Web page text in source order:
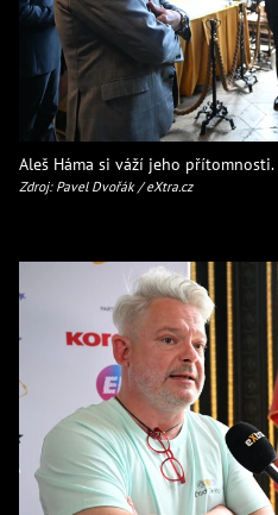
Aleš Háma si váží jeho přítomnosti.
Zdroj: Pavel Dvořák / eXtra.cz